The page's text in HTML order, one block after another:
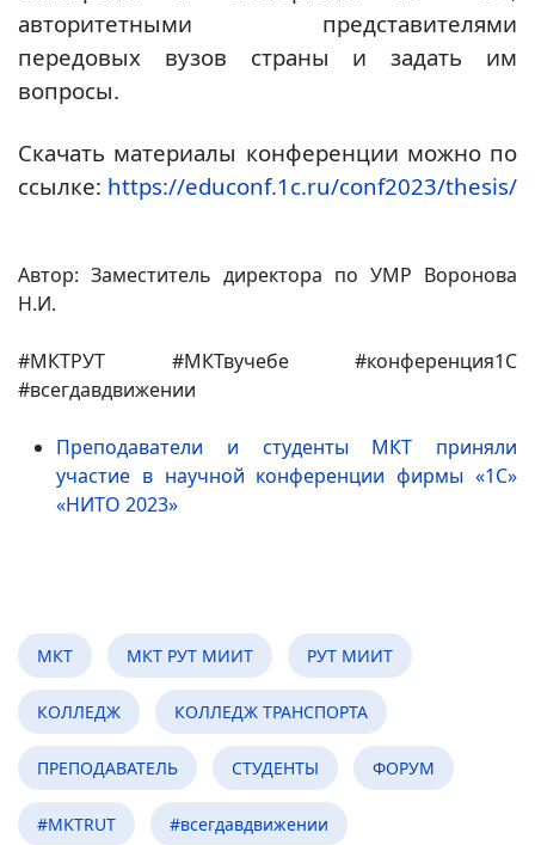
авторитетными представителями
передовых вузов страны и задать им
вопросы.
Скачать материалы конференции можно по
ссылке: https://educonf.1c.ru/conf2023/thesis/
Автор: Заместитель директора по УМР Воронова
Н.И.
#МКТРУТ #МКТвучебе #конференция1С
#всегдавдвижении
Преподаватели и студенты МКТ приняли
участие в научной конференции фирмы «1С»
«НИТО 2023»
МКТ МКТ РУТ МИИТ РУТ МИИТ
КОЛЛЕДЖ КОЛЛЕДЖ ТРАНСПОРТА
ПРЕПОДАВАТЕЛЬ СТУДЕНТЫ ФОРУМ
#MKTRUT #всегдавдвижении